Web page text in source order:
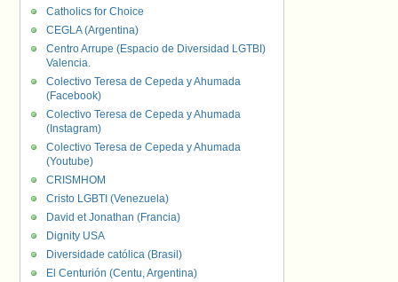
Catholics for Choice
CEGLA (Argentina)
Centro Arrupe (Espacio de Diversidad LGTBI)
Valencia.
Colectivo Teresa de Cepeda y Ahumada
(Facebook)
Colectivo Teresa de Cepeda y Ahumada
(Instagram)
Colectivo Teresa de Cepeda y Ahumada
(Youtube)
CRISMHOM
Cristo LGBTI (Venezuela)
David et Jonathan (Francia)
Dignity USA
Diversidade católica (Brasil)
El Centurión (Centu, Argentina)